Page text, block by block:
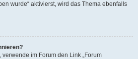
wurde“ aktivierst, wird das Thema ebenfalls
im Forum den Link „Forum